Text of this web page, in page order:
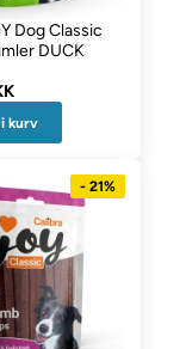
Dog Classic
DUCK
kurv
- 21%